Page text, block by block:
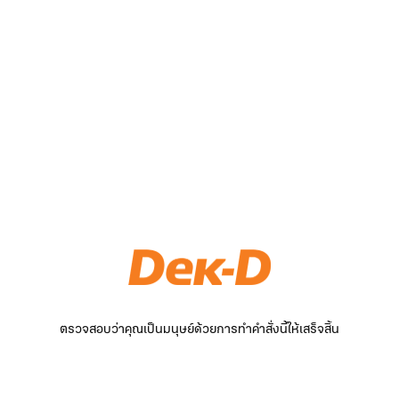
ตรวจสอบว่าคุณเป็นมนุษย์ด้วยการทำคำสั่งนี้ให้เสร็จสิ้น